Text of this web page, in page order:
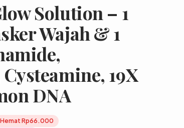
Solution – 1
Wajah & 1
19X
DNA
Hemat Rp66.000